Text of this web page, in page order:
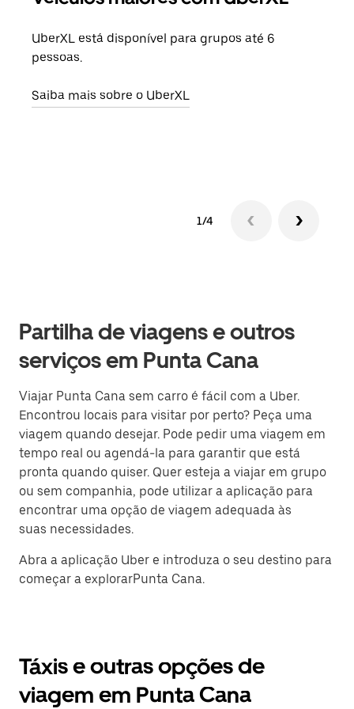
UberXL está disponível para grupos até 6
pessoas.
Saiba mais sobre o UberXL
1/4
Partilha de viagens e outros
serviços em Punta Cana
Viajar Punta Cana sem carro é fácil com a Uber.
Encontrou locais para visitar por perto? Peça uma
viagem quando desejar. Pode pedir uma viagem em
tempo real ou agendá-la para garantir que está
pronta quando quiser. Quer esteja a viajar em grupo
ou sem companhia, pode utilizar a aplicação para
encontrar uma opção de viagem adequada às
suas necessidades.
Abra a aplicação Uber e introduza o seu destino para
começar a explorarPunta Cana.
Táxis e outras opções de
viagem em Punta Cana